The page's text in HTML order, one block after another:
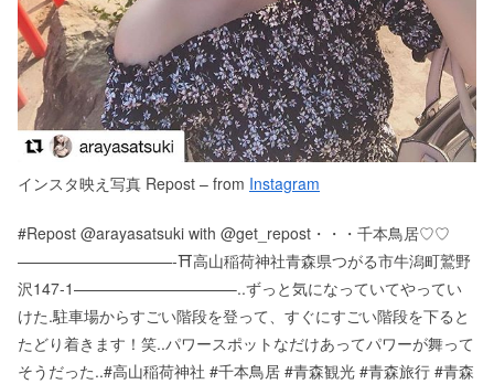
インスタ映え写真 Repost – from Instagram
#Repost @arayasatsuki with @get_repost・・・千本鳥居♡♡
——————————-⛩高山稲荷神社青森県つがる市牛潟町鷲野
沢147-1——————————–..ずっと気になっていてやってい
けた️.駐車場からすごい階段を登って、すぐにすごい階段を下ると
たどり着きます！笑..パワースポットなだけあってパワーが舞って
そうだった..#高山稲荷神社 #千本鳥居 #青森観光 #青森旅行 #青森